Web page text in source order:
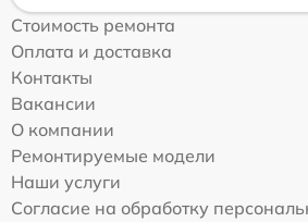
Стоимость ремонта
Оплата и доставка
Контакты
Вакансии
О компании
Ремонтируемые модели
Наши услуги
Согласие на обработку